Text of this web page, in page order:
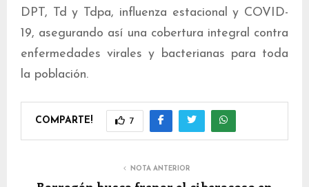
DPT, Td y Tdpa, influenza estacional y COVID-
19, asegurando así una cobertura integral contra
enfermedades virales y bacterianas para toda
la población.
COMPARTE! 7
NOTA ANTERIOR